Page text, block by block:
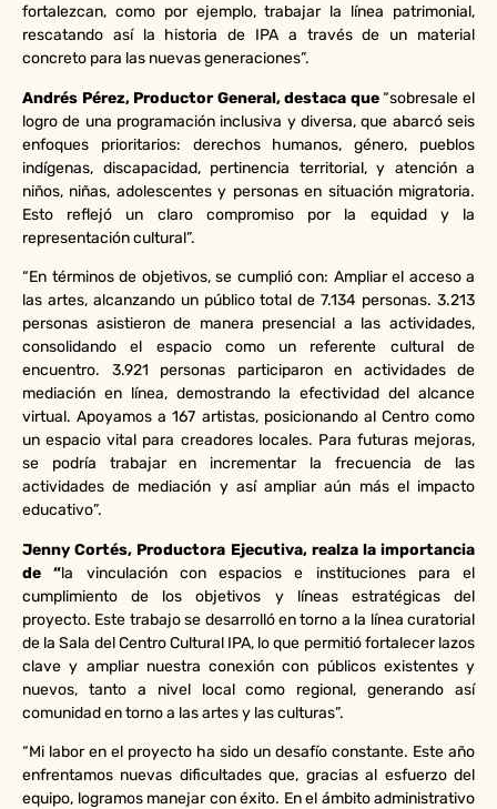
fortalezcan, como por ejemplo, trabajar la línea patrimonial,
rescatando así la historia de IPA a través de un material
concreto para las nuevas generaciones”.
Andrés Pérez, Productor General, destaca que“sobresale el
logro de una programación inclusiva y diversa, que abarcó seis
enfoques prioritarios: derechos humanos, género, pueblos
indígenas, discapacidad, pertinencia territorial, y atención a
niños, niñas, adolescentes y personas en situación migratoria.
Esto reflejó un claro compromiso por la equidad y la
representación cultural”.
“En términos de objetivos, se cumplió con: Ampliar el acceso a
las artes, alcanzando un público total de 7.134 personas. 3.213
personas asistieron de manera presencial a las actividades,
consolidando el espacio como un referente cultural de
encuentro. 3.921 personas participaron en actividades de
mediación en línea, demostrando la efectividad del alcance
virtual. Apoyamos a 167 artistas, posicionando al Centro como
un espacio vital para creadores locales. Para futuras mejoras,
se podría trabajar en incrementar la frecuencia de las
actividades de mediación y así ampliar aún más el impacto
educativo”.
Jenny Cortés, Productora Ejecutiva, realza la importancia
de “la vinculación con espacios e instituciones para el
cumplimiento de los objetivos y líneas estratégicas del
proyecto. Este trabajo se desarrolló en torno a la línea curatorial
de la Sala del Centro Cultural IPA, lo que permitió fortalecer lazos
clave y ampliar nuestra conexión con públicos existentes y
nuevos, tanto a nivel local como regional, generando así
comunidad en torno a las artes y las culturas”.
“Mi labor en el proyecto ha sido un desafío constante. Este año
enfrentamos nuevas dificultades que, gracias al esfuerzo del
equipo, logramos manejar con éxito. En el ámbito administrativo